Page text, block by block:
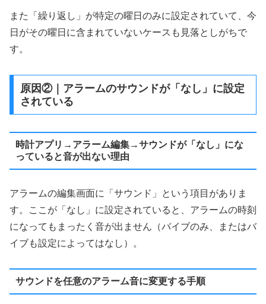
また「繰り返し」が特定の曜日のみに設定されていて、今
日がその曜日に含まれていないケースも見落としがちで
す。
原因②｜アラームのサウンドが「なし」に設定
されている
時計アプリ→アラーム編集→サウンドが「なし」にな
っていると音が出ない理由
アラームの編集画面に「サウンド」という項目がありま
す。ここが「なし」に設定されていると、アラームの時刻
になってもまったく音が出ません（バイブのみ、またはバ
イブも設定によってはなし）。
サウンドを任意のアラーム音に変更する手順